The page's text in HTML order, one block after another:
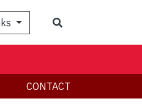
CONTACT